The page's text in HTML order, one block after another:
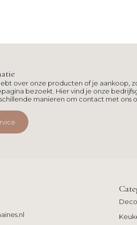
over onze producten of je aankoop,
bezoekt. Hier vind je onze
manieren om contact met ons